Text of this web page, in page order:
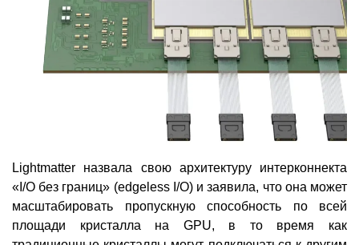
Lightmatter назвала свою архитектуру интерконнекта
«I/O без границ» (edgeless I/O) и заявила, что она может
масштабировать пропускную способность по всей
площади кристалла на GPU, в то время как